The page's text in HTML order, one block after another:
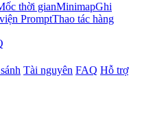
thời gianMinimapGhi
PromptThao tác hàng
Tài nguyên FAQ Hỗ trợ